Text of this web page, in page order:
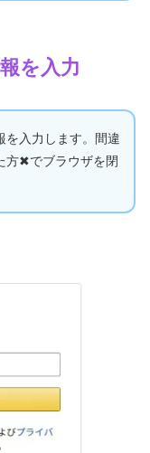
を入力
を入力します。間違
方✖でブラウザを閉